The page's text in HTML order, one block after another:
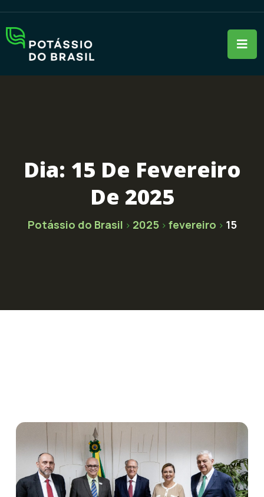
Dia: 15 De Fevereiro
De 2025
Potássio do Brasil > 2025> fevereiro > 15